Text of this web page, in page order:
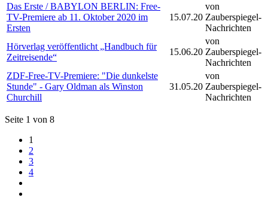
Das Erste / BABYLON BERLIN: Free-
TV-Premiere ab 11. Oktober 2020 im
Ersten
15.07.20
von
Zauberspiegel-
Nachrichten
Hörverlag veröffentlicht „Handbuch für
Zeitreisende“
15.06.20
von
Zauberspiegel-
Nachrichten
ZDF-Free-TV-Premiere: "Die dunkelste
Stunde" - Gary Oldman als Winston
Churchill
31.05.20
von
Zauberspiegel-
Nachrichten
Seite 1 von 8
1
2
3
4